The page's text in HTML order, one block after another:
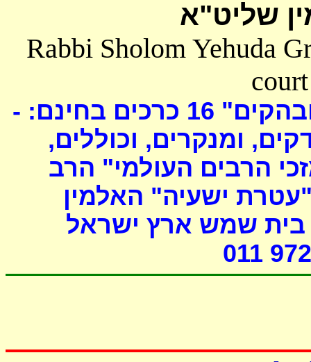
שליט"א
Rabbi Sholom Yehuda
כרכים בחינם: -
ומנקרים, וכוללים,
הרבים העולמי" הרב
ישעיה" האלמין
שמש ארץ ישראל
011